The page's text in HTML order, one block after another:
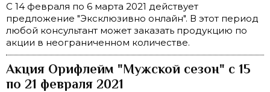
С 14 февраля по 6 марта 2021 действует
предложение "Эксклюзивно онлайн". В этот период
любой консультант может заказать продукцию по
акции в неограниченном количестве.
Акция Орифлейм "Мужской сезон" с 15
по 21 февраля 2021